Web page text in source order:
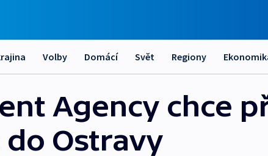
Volby Domácí Svět Regiony
Agency chce
do Ostravy